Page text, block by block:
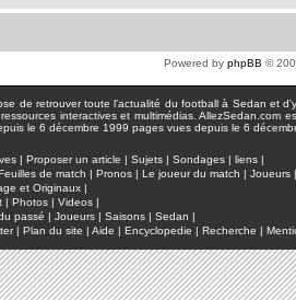
Powered by phpBB ©
de retrouver toute l'actualité du football à Sedan et
interactives et multimédias.
pages vues depuis le 6
| Proposer un article | Sujets | Sondages | liens |
de match | Pronos | Le joueur du match | Joueurs |
et Originaux |
| Photos | Videos |
passé | Joueurs | Saisons | Sedan |
| Plan du site | Aide | Encyclopedie | Recherche |